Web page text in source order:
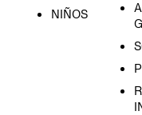
NIÑOS